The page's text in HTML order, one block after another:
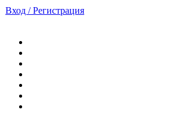
Вход / Регистрация